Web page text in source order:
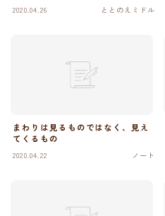
2020.04.26 ととのえミドル
まわりは見るものではなく、見え
てくるもの
2020.04.22 ノート